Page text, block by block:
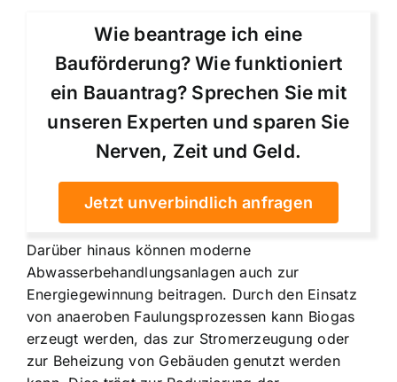
Wie beantrage ich eine
Bauförderung? Wie funktioniert
ein Bauantrag? Sprechen Sie mit
unseren Experten und sparen Sie
Nerven, Zeit und Geld.
Jetzt unverbindlich anfragen
Darüber hinaus können moderne
Abwasserbehandlungsanlagen auch zur
Energiegewinnung beitragen. Durch den Einsatz
von anaeroben Faulungsprozessen kann Biogas
erzeugt werden, das zur Stromerzeugung oder
zur Beheizung von Gebäuden genutzt werden